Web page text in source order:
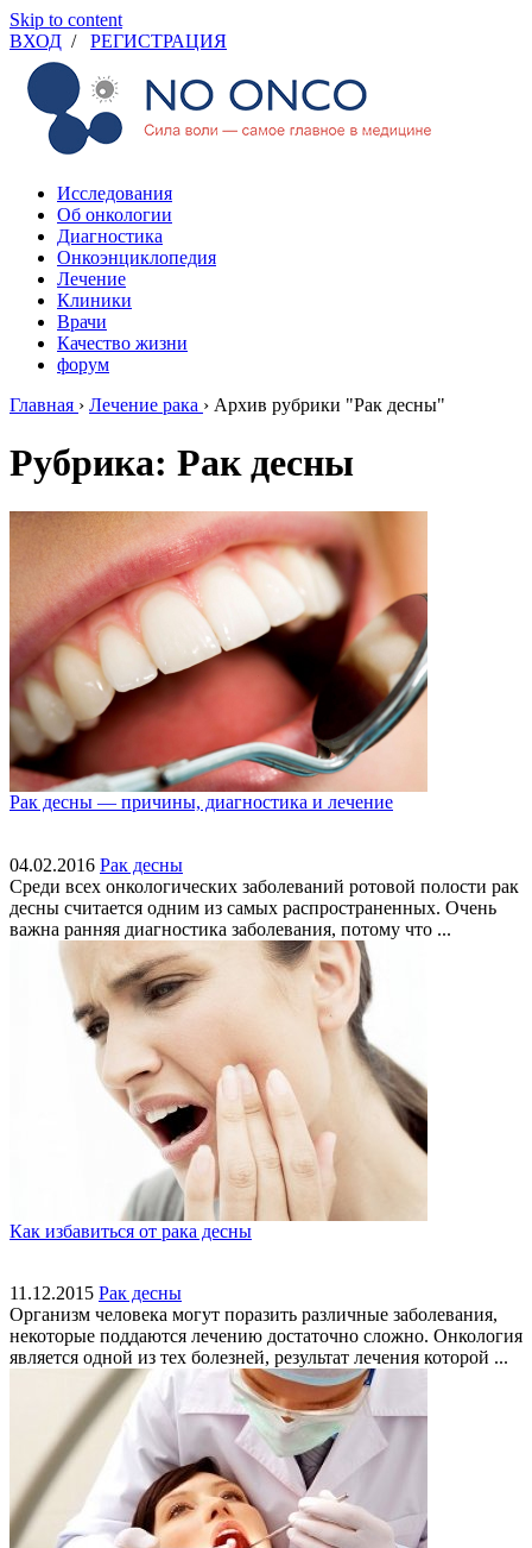
Skip to content
ВХОД / РЕГИСТРАЦИЯ
Исследования
Об онкологии
Диагностика
Онкоэнциклопедия
Лечение
Клиники
Врачи
Качество жизни
форум
Главная › Лечение рака › Архив рубрики "Рак десны"
Рубрика: Рак десны
Рак десны — причины, диагностика и лечение
04.02.2016 Рак десны
Среди всех онкологических заболеваний ротовой полости рак
десны считается одним из самых распространенных. Очень
важна ранняя диагностика заболевания, потому что ...
Как избавиться от рака десны
11.12.2015 Рак десны
Организм человека могут поразить различные заболевания,
некоторые поддаются лечению достаточно сложно. Онкология
является одной из тех болезней, результат лечения которой ...